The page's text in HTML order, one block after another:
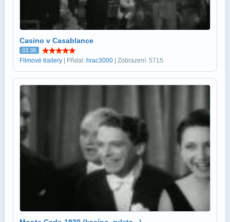
Casino v Casablance
03:38
Filmové trailery | Přidal: hrac3000 | Zobrazení: 5715